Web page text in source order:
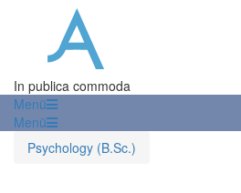
In publica commoda
Menü
Menü
Psychology (B.Sc.)